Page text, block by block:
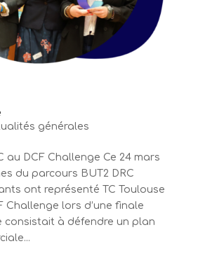
générales
au DCF Challenge Ce 24 mars
du parcours BUT2 DRC
ont représenté TC Toulouse
Challenge lors d’une finale
consistait à défendre un plan